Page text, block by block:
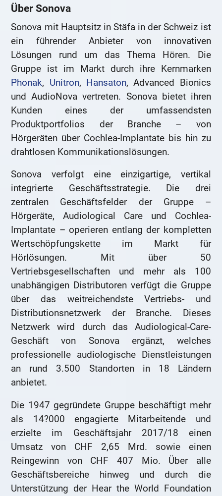
Über Sonova
Sonova mit Hauptsitz in Stäfa in der Schweiz ist
ein führender Anbieter von innovativen
Lösungen rund um das Thema Hören. Die
Gruppe ist im Markt durch ihre Kernmarken
Phonak, Unitron, Hansaton, Advanced Bionics
und AudioNova vertreten. Sonova bietet ihren
Kunden eines der umfassendsten
Produktportfolios der Branche – von
Hörgeräten über Cochlea-Implantate bis hin zu
drahtlosen Kommunikationslösungen.
Sonova verfolgt eine einzigartige, vertikal
integrierte Geschäftsstrategie. Die drei
zentralen Geschäftsfelder der Gruppe –
Hörgeräte, Audiological Care und Cochlea-
Implantate – operieren entlang der kompletten
Wertschöpfungskette im Markt für
Hörlösungen. Mit über 50
Vertriebsgesellschaften und mehr als 100
unabhängigen Distributoren verfügt die Gruppe
über das weitreichendste Vertriebs- und
Distributionsnetzwerk der Branche. Dieses
Netzwerk wird durch das Audiological-Care-
Geschäft von Sonova ergänzt, welches
professionelle audiologische Dienstleistungen
an rund 3.500 Standorten in 18 Ländern
anbietet.
Die 1947 gegründete Gruppe beschäftigt mehr
als 14?000 engagierte Mitarbeitende und
erzielte im Geschäftsjahr 2017/18 einen
Umsatz von CHF 2,65 Mrd. sowie einen
Reingewinn von CHF 407 Mio. Über alle
Geschäftsbereiche hinweg und durch die
Unterstützung der Hear the World Foundation